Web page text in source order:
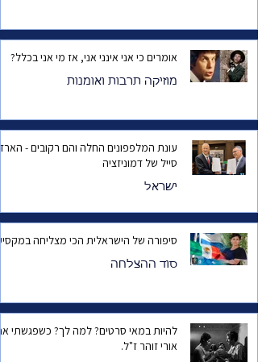
אומרים כי אני אינני אני, אז מי אני בכלל?
מוזיקה תרבות ואומנות
עונת המלפפונים החלה והם רקובים -
סייל של דמוניזציה
ישראל
סיפורה של הישראלית הכי מצליחה
סוד ההצלחה
להיות במאי סרטים? למה לך? כשפגשתי
אורי זוהר ז"ל.